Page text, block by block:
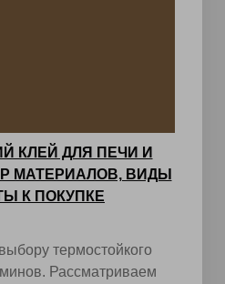
КЛЕЙ ДЛЯ ПЕЧИ И
МАТЕРИАЛОВ, ВИДЫ
К ПОКУПКЕ
термостойкого
Рассматриваем